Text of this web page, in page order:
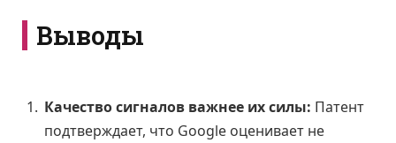
Выводы
Качество сигналов важнее их силы: Патент
подтверждает, что Google оценивает не